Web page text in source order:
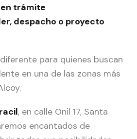
trámite
despacho o proyecto
para quienes buscan
en una de las zonas más
, en calle Onil 17, Santa
encantados de